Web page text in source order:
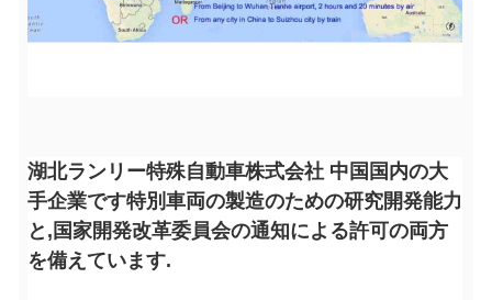
湖北ランリー特殊自動車株式会社 中国国内の大
手企業です特別車両の製造のための研究開発能力
と,国家開発改革委員会の通知による許可の両方
を備えています.